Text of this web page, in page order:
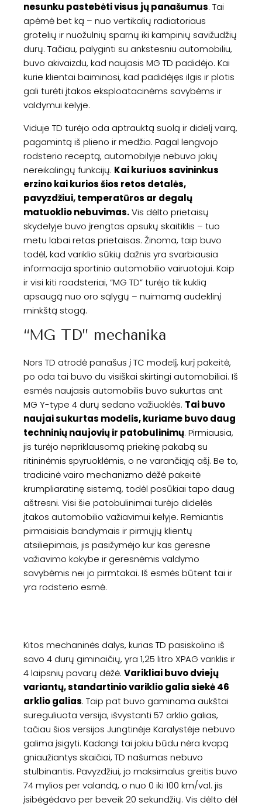
nesunku pastebėti visus jų panašumus. Tai
apėmė bet ką – nuo vertikalių radiatoriaus
grotelių ir nuožulnių sparnų iki kampinių savižudžių
durų. Tačiau, palyginti su ankstesniu automobiliu,
buvo akivaizdu, kad naujasis MG TD padidėjo. Kai
kurie klientai baiminosi, kad padidėjęs ilgis ir plotis
gali turėti įtakos eksploatacinėms savybėms ir
valdymui kelyje.
Viduje TD turėjo oda aptrauktą suolą ir didelį vairą,
pagamintą iš plieno ir medžio. Pagal lengvojo
rodsterio receptą, automobilyje nebuvo jokių
nereikalingų funkcijų. Kai kuriuos savininkus
erzino kai kurios šios retos detalės,
pavyzdžiui, temperatūros ar degalų
matuoklio nebuvimas.Vis dėlto prietaisų
skydelyje buvo įrengtas apsukų skaitiklis – tuo
metu labai retas prietaisas. Žinoma, taip buvo
todėl, kad variklio sūkių dažnis yra svarbiausia
informacija sportinio automobilio vairuotojui. Kaip
ir visi kiti roadsteriai, “MG TD” turėjo tik kuklią
apsaugą nuo oro sąlygų – nuimamą audeklinį
minkštą stogą.
“MG TD” mechanika
Nors TD atrodė panašus į TC modelį, kurį pakeitė,
po oda tai buvo du visiškai skirtingi automobiliai. Iš
esmės naujasis automobilis buvo sukurtas ant
MG Y-type 4 durų sedano važiuoklės. Tai buvo
naujai sukurtas modelis, kuriame buvo daug
techninių naujovių ir patobulinimų. Pirmiausia,
jis turėjo nepriklausomą priekinę pakabą su
ritininėmis spyruoklėmis, o ne varančiąją ašį. Be to,
tradicinė vairo mechanizmo dėžė pakeitė
krumpliaratinę sistemą, todėl posūkiai tapo daug
aštresni. Visi šie patobulinimai turėjo didelės
įtakos automobilio važiavimui kelyje. Remiantis
pirmaisiais bandymais ir pirmųjų klientų
atsiliepimais, jis pasižymėjo kur kas geresne
važiavimo kokybe ir geresnėmis valdymo
savybėmis nei jo pirmtakai. Iš esmės būtent tai ir
yra rodsterio esmė.
Kitos mechaninės dalys, kurias TD pasiskolino iš
savo 4 durų giminaičių, yra 1,25 litro XPAG variklis ir
4 laipsnių pavarų dėžė. Varikliai buvo dviejų
variantų, standartinio variklio galia siekė 46
arklio galias. Taip pat buvo gaminama aukštai
sureguliuota versija, išvystanti 57 arklio galias,
tačiau šios versijos Jungtinėje Karalystėje nebuvo
galima įsigyti. Kadangi tai jokiu būdu nėra kvapą
gniaužiantys skaičiai, TD našumas nebuvo
stulbinantis. Pavyzdžiui, jo maksimalus greitis buvo
74 mylios per valandą, o nuo 0 iki 100 km/val. jis
įsibėgėdavo per beveik 20 sekundžių. Vis dėlto dėl